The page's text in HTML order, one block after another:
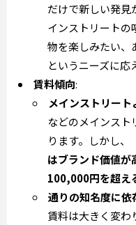
だけで新しい発見
インストリートの
物を楽しみたい、
というニーズに応
賃料傾向:
メインストリート
などのメインス
ります。しかし、
はブランド価値が
100,000円を超え
通りの知名度に依
賃料は大きく変わ